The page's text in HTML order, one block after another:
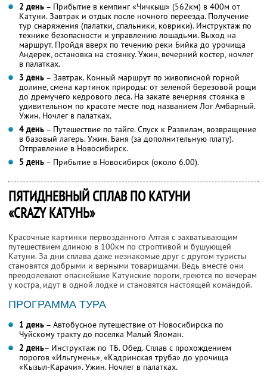
2 день – Прибытие в кемпинг «Чичкыш» (562км) в 400м от
Катуни. Завтрак и отдых после ночного переезда. Получение
тур снаряжения (палатки, спальники, коврики). Инструктаж по
технике безопасности и управлению лошадьми. Выход на
маршрут. Пройдя вверх по течению реки Бийка до урочища
Андерек, остановка на стоянку. Ужин, вечерний костер, ночлег
в палатках.
3 день – Завтрак. Конный маршрут по живописной горной
долине, смена картинок природы: от зеленой березовой рощи
до дремучего кедрового леса. На закате вечерняя стоянка в
удивительном по красоте месте под названием Лог Амбарный.
Ужин. Ночлег в палатках.
4 день – Путешествие по тайге. Спуск к Развилам, возвращение
в базовый лагерь. Ужин. Баня (за дополнительную плату).
Отправление в Новосибирск.
5 день – Прибытие в Новосибирск (около 6.00).
ПЯТИДНЕВНЫЙ СПЛАВ ПО КАТУНИ
«CRAZY КАТУНЬ»
Красочные картинки первозданного Алтая с захватывающим
путешествием длиною в 100км по строптивой и бушующей
Катуни. За дни сплава даже незнакомые друг с другом туристы
становятся добрыми и верными товарищами. Ведь вместе они
преодолевают опаснейшие Катунские пороги, греются по вечерам
у костра, идут в одной лодке и становятся настоящей командой.
ПРОГРАММА ТУРА
1 день – Автобусное путешествие от Новосибирска по
Чуйскому тракту до поселка Малый Яломан.
2 день– Инструктаж по ТБ. Обед. Сплав с прохождением
порогов «Ильгумень», «Кадринская труба» до урочища
«Кызыл-Карачи». Ужин. Ночлег в палатках.